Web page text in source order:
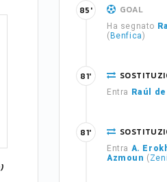
GOAL
Ha segnato
( Benfica)
85'
Entra Raúl
81'
Entra A.
Azmoun (
81'